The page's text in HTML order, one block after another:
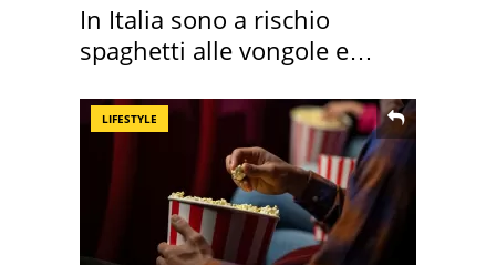
In Italia sono a rischio
spaghetti alle vongole e
LIFESTYLE